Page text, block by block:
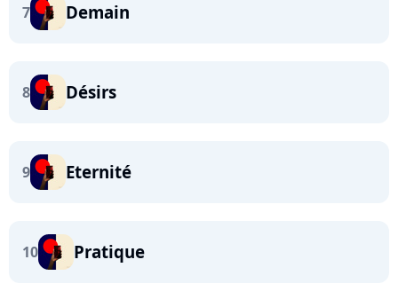
7 Demain
8 Désirs
9 Eternité
10 Pratique